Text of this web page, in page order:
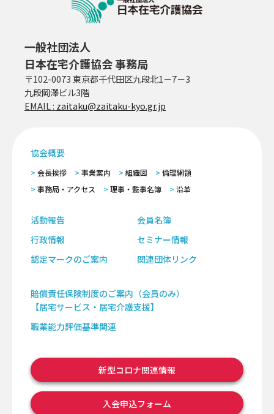
一般社団法人
日本在宅介護協会 事務局
〒102-0073 東京都千代田区九段北1－7－3
九段岡澤ビル3階
EMAIL : zaitaku@zaitaku-kyo.gr.jp
協会概要
会長挨拶 事業案内 組織図
倫理網領
事務局・アクセス
理事・監事名簿 沿革
活動報告
会員名簿
行政情報
セミナー情報
認定マークのご案内
関連団体リンク
賠償責任保険制度のご案内（会員のみ）
【居宅サービス・居宅介護支援】
職業能力評価基準関連
新型コロナ関連情報
入会申込フォーム